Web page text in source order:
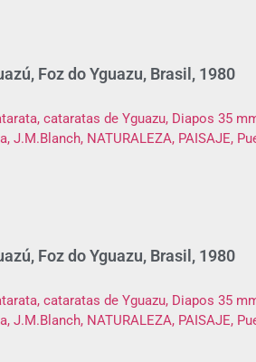
Foz do Yguazu, Brasil, 1980
Foz do Yguazu, Brasil, 1980